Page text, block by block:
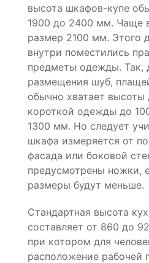
высота шкафов-купе
1900 до 2400 мм. Чаще
размер 2100 мм. Этого
внутри поместились
предметы одежды. Так,
размещения шуб,
обычно хватает
короткой одежды до
1300 мм. Но следует
шкафа измеряется от
фасада или боковой
предусмотрены ножки,
размеры будут меньше.
Стандартная высота
составляет от 860 до
при котором для
расположение рабочей